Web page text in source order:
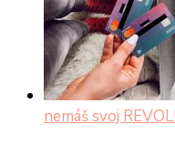
nemáš svoj